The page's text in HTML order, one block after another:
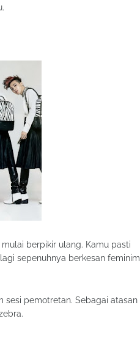
berpikir ulang. Kamu pasti
sepenuhnya berkesan feminim
sesi pemotretan. Sebagai atasan